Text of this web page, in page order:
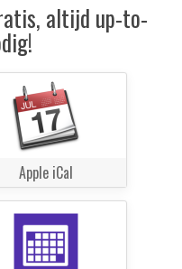
altijd up-to-
Apple iCal